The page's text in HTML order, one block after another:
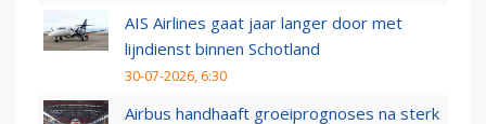
AIS Airlines gaat jaar langer door met
lijndienst binnen Schotland
30-07-2026, 6:30
Airbus handhaaft groeiprognoses na sterk